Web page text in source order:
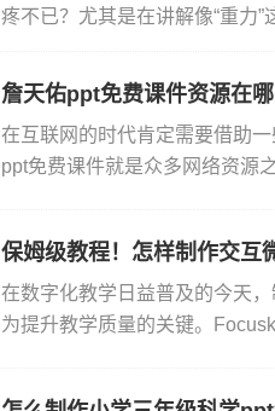
疼不已？尤其是在讲解像“重力
门，帮...
詹天佑ppt免费课件资源在哪
在互联网的时代肯定需要借助
ppt免费课件就是众多网络资源
保姆级教程！怎样制作交互
在数字化教学日益普及的今天
为提升教学质量的关键。